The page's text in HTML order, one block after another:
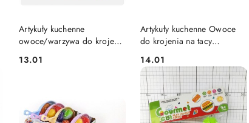
Artykuły kuchenne
owoce/warzywa do krojenia
Cena:
13.01
DO KOSZYKA
Artykuły kuchenne Owoce
do krojenia na tacy
Cena:
14.01
DO KOSZYKA